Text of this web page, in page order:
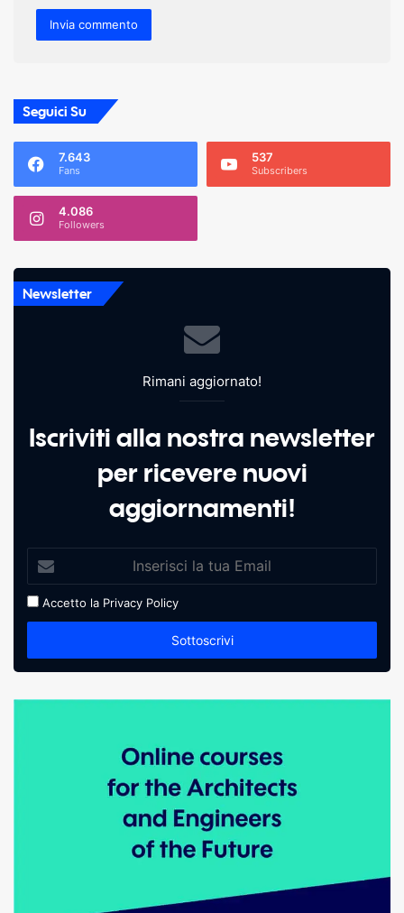
Seguici Su
7.643
Fans
537
Subscribers
4.086
Followers
Newsletter
Rimani aggiornato!
Iscriviti alla nostra newsletter
per ricevere nuovi
aggiornamenti!
Accetto la Privacy Policy